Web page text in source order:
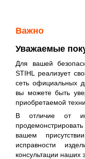
Важно
Уважаемые
Для вашей
STIHL реализует
сеть официальных
вы можете быть
приобретаемой
В отличие от
вашем
исправности
консультации наших